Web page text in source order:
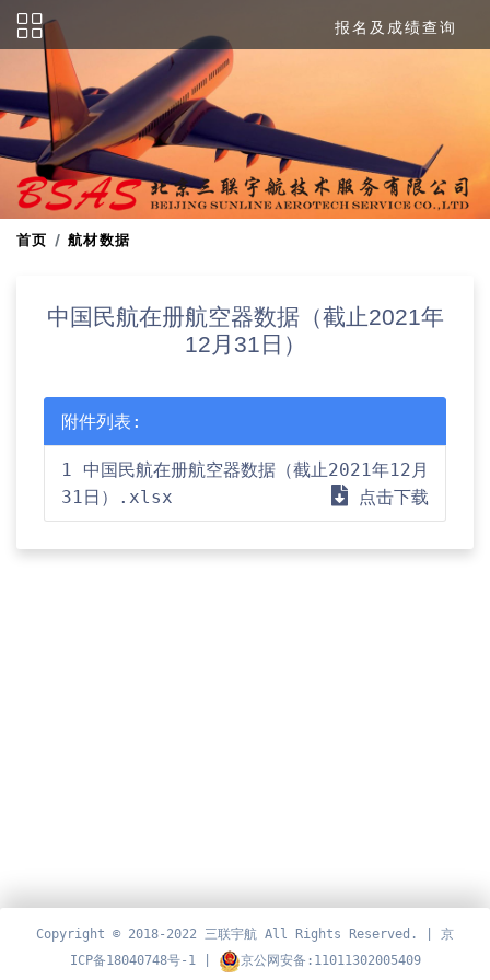
报名及成绩查询
首页 航材数据
中国民航在册航空器数据（截止2021年
12月31日）
附件列表:
1 中国民航在册航空器数据（截止2021年12月
31日）.xlsx
点击下载
Copyright © 2018-2022 三联宇航 All Rights Reserved. | 京
ICP备18040748号-1| 京公网安备:11011302005409